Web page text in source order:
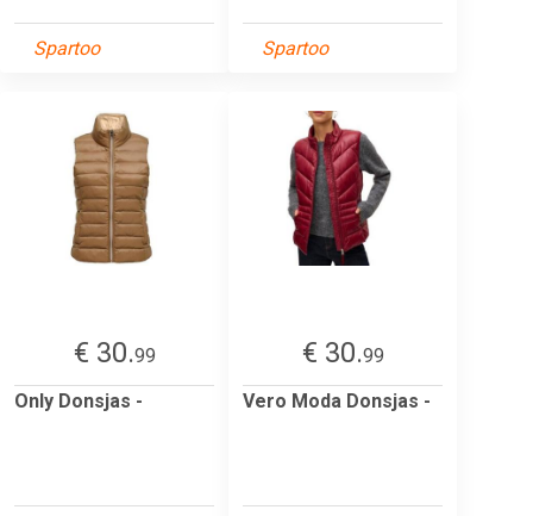
Spartoo Spartoo
€ 30.99
Only Donsjas -
€ 30.99
Vero Moda Donsjas -